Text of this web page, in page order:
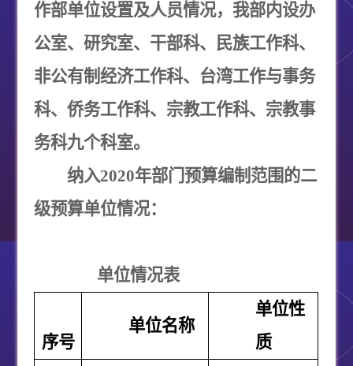
作部单位设置及人员情况， 我部内设办
公室、研究室、干部科、民族工作科、
非公有制经济工作科、台湾工作与事务
科、侨务工作科、宗教工作科、宗教事
务科九个科室。
纳入2020年部门预算编制范围的二
级预算单位情况：
单位情况表
序号
单位名称
单位性
质